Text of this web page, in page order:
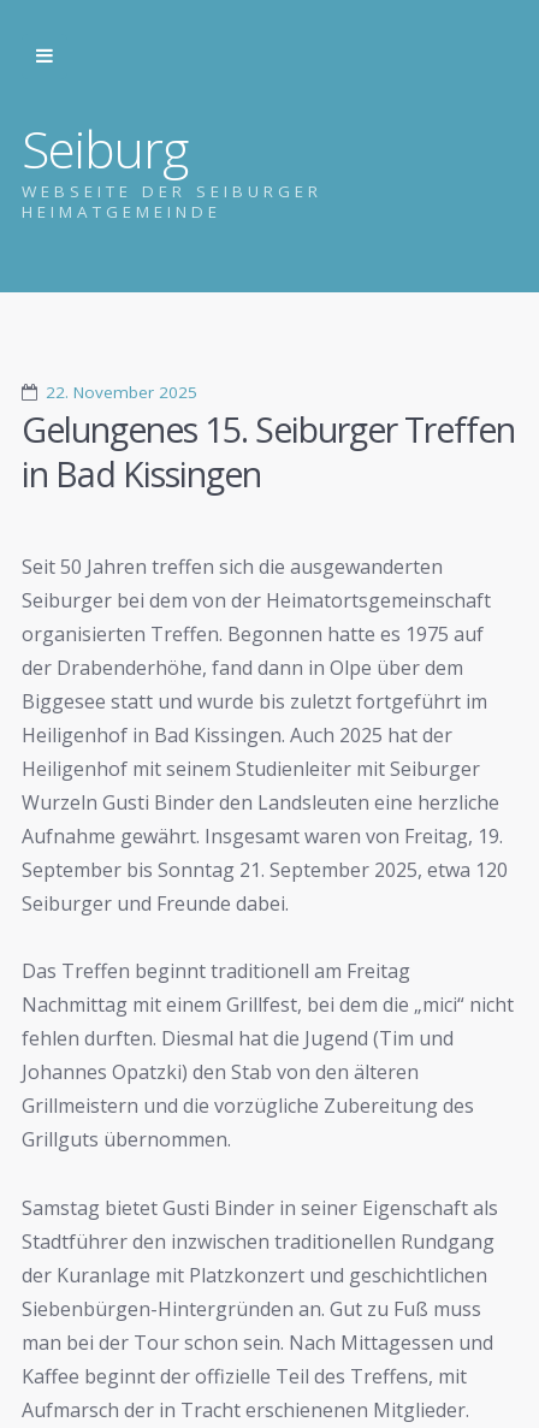
Seiburg
WEBSEITE DER SEIBURGER
HEIMATGEMEINDE
22. November 2025
Gelungenes 15. Seiburger Treffen
in Bad Kissingen
Seit 50 Jahren treffen sich die ausgewanderten
Seiburger bei dem von der Heimatortsgemeinschaft
organisierten Treffen. Begonnen hatte es 1975 auf
der Drabenderhöhe, fand dann in Olpe über dem
Biggesee statt und wurde bis zuletzt fortgeführt im
Heiligenhof in Bad Kissingen. Auch 2025 hat der
Heiligenhof mit seinem Studienleiter mit Seiburger
Wurzeln Gusti Binder den Landsleuten eine herzliche
Aufnahme gewährt. Insgesamt waren von Freitag, 19.
September bis Sonntag 21. September 2025, etwa 120
Seiburger und Freunde dabei.
Das Treffen beginnt traditionell am Freitag
Nachmittag mit einem Grillfest, bei dem die „mici“ nicht
fehlen durften. Diesmal hat die Jugend (Tim und
Johannes Opatzki) den Stab von den älteren
Grillmeistern und die vorzügliche Zubereitung des
Grillguts übernommen.
Samstag bietet Gusti Binder in seiner Eigenschaft als
Stadtführer den inzwischen traditionellen Rundgang
der Kuranlage mit Platzkonzert und geschichtlichen
Siebenbürgen-Hintergründen an. Gut zu Fuß muss
man bei der Tour schon sein. Nach Mittagessen und
Kaffee beginnt der offizielle Teil des Treffens, mit
Aufmarsch der in Tracht erschienenen Mitglieder.